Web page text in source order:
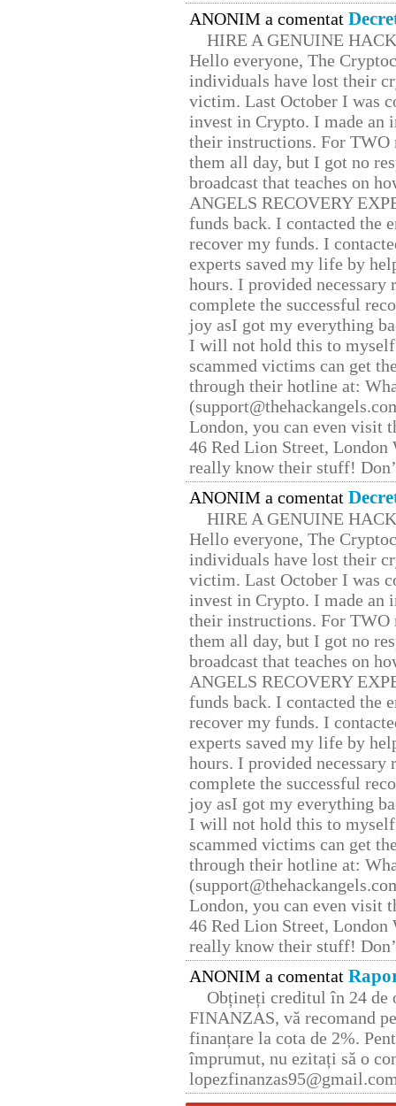
ANONIM a comentat
HIRE A GENUINE
Hello everyone, The
individuals have lost their
victim. Last October I was
invest in Crypto. I made
their instructions. For TWO
them all day, but I got no
broadcast that teaches on
ANGELS RECOVERY
funds back. I contacted the
recover my funds. I
experts saved my life by
hours. I provided
complete the successful
joy asI got my everything
I will not hold this to
scammed victims can get
through their hotline at:
London, you can even visit
46 Red Lion Street, London
really know their stuff!
ANONIM a comentat
HIRE A GENUINE
Hello everyone, The
individuals have lost their
victim. Last October I was
invest in Crypto. I made
their instructions. For TWO
them all day, but I got no
broadcast that teaches on
ANGELS RECOVERY
funds back. I contacted the
recover my funds. I
experts saved my life by
hours. I provided
complete the successful
joy asI got my everything
I will not hold this to
scammed victims can get
through their hotline at:
London, you can even visit
46 Red Lion Street, London
really know their stuff!
ANONIM a comentat
Obțineți creditul în 24 de
FINANZAS, vă recomand
finanțare la cota de 2%.
împrumut, nu ezitați să o